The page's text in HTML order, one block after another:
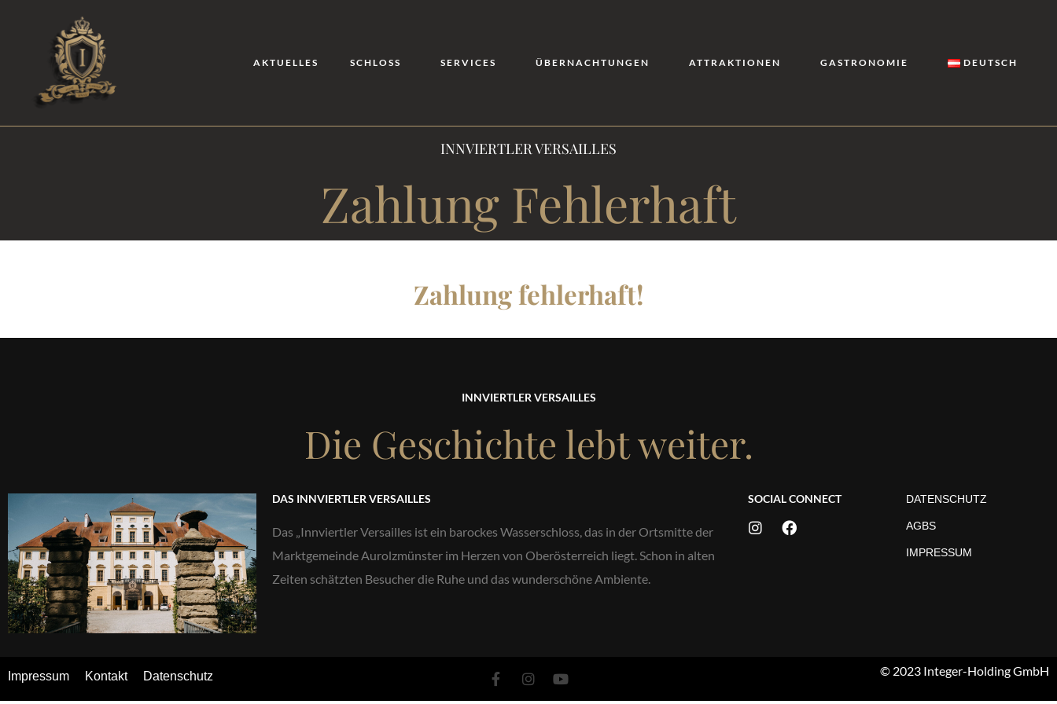
AKTUELLES SCHLOSS SERVICES ÜBERNACHTUNGEN ATTRAKTIONEN GASTRONOMIE DEUTSCH
INNVIERTLER VERSAILLES
Zahlung Fehlerhaft
Zahlung fehlerhaft!
INNVIERTLER VERSAILLES
Die Geschichte lebt weiter.
DAS INNVIERTLER VERSAILLES
Das „Innviertler Versailles ist ein barockes Wasserschloss, das in der Ortsmitte der
Marktgemeinde Aurolzmünster im Herzen von Oberösterreich liegt. Schon in alten
Zeiten schätzten Besucher die Ruhe und das wunderschöne Ambiente.
SOCIAL CONNECT DATENSCHUTZ
AGBS
IMPRESSUM
Impressum Kontakt Datenschutz © 2023 Integer-Holding GmbH